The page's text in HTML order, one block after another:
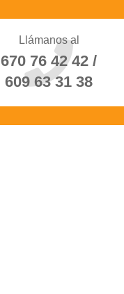
Llámanos al
670 76 42 42 /
609 63 31 38